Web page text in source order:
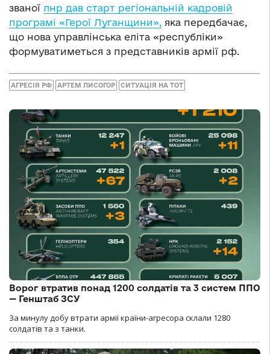
званої лнр дав старт регіональній кадровій
програмі «Герої Луганщини», яка передбачає,
що нова управлінська еліта «республіки»
формуватиметься з представників армії рф.
АГРЕСІЯ РФ АРТЕМ ЛИСОГОР СИТУАЦІЯ НА ТОТ
Ворог втратив понад 1200 солдатів та 3 систем ППО
— Генштаб ЗСУ
За минулу добу втрати армії країни-агресора склали 1280
солдатів та з танки.